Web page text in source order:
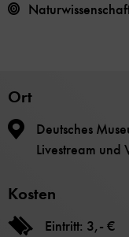
Ort
Deutsches
Livestream
Kosten
Eintritt: 3,- €